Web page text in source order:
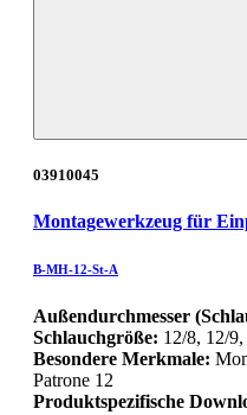
03910045
Montagewerkzeug für
B-MH-12-St-A
Außendurchmesser
Schlauchgröße: 12/8, 12/
Besondere Merkmale:
Patrone 12
Produktspezifische